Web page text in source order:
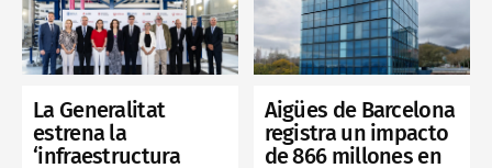
La Generalitat
estrena la
‘infraestructura
Aigües de Barcelona
registra un impacto
de 866 millones en